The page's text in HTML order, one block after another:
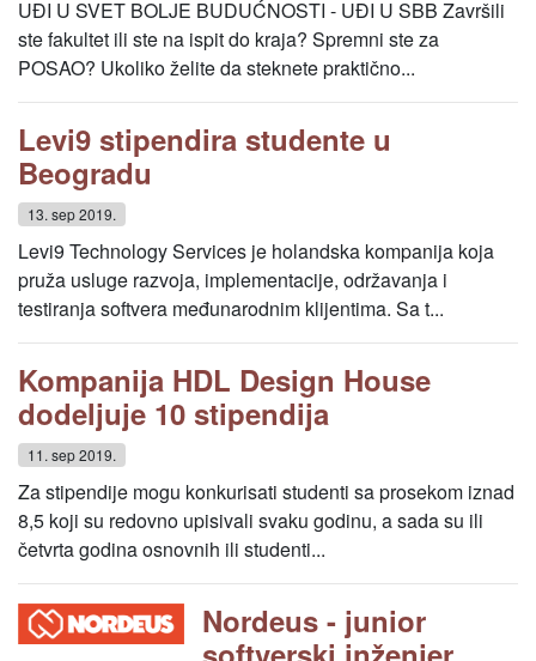
UĐI U SVET BOLJE BUDUĆNOSTI - UĐI U SBB Završili
ste fakultet ili ste na ispit do kraja? Spremni ste za
POSAO? Ukoliko želite da steknete praktično...
Levi9 stipendira studente u
Beogradu
13. sep 2019.
Levi9 Technology Services je holandska kompanija koja
pruža usluge razvoja, implementacije, održavanja i
testiranja softvera međunarodnim klijentima. Sa t...
Kompanija HDL Design House
dodeljuje 10 stipendija
11. sep 2019.
Za stipendije mogu konkurisati studenti sa prosekom iznad
8,5 koji su redovno upisivali svaku godinu, a sada su ili
četvrta godina osnovnih ili studenti...
Nordeus - junior